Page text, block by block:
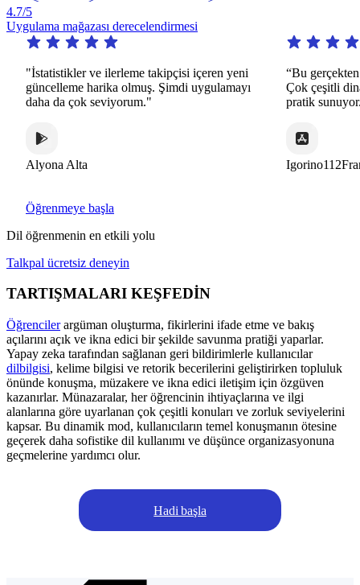
4.7/5
Uygulama mağazası derecelendirmesi
“Bu gerçekten dikkate değer bir uygulama.
Çok çeşitli dinamik ve ilginç şekillerde sonsuz
pratik sunuyor.”
Igorino112France
“Bu
olmayan,
harika bir
Öğrenmeye başla
Dil öğrenmenin en etkili yolu
Talkpal ücretsiz deneyin
TARTIŞMALARI KEŞFEDİN
Öğrencilerargüman oluşturma, fikirlerini ifade etme ve bakış
açılarını açık ve ikna edici bir şekilde savunma pratiği yaparlar.
Yapay zeka tarafından sağlanan geri bildirimlerle kullanıcılar
dilbilgisi, kelime bilgisi ve retorik becerilerini geliştirirken topluluk
önünde konuşma, müzakere ve ikna edici iletişim için özgüven
kazanırlar. Münazaralar, her öğrencinin ihtiyaçlarına ve ilgi
alanlarına göre uyarlanan çok çeşitli konuları ve zorluk seviyelerini
kapsar. Bu dinamik mod, kullanıcıların temel konuşmanın ötesine
geçerek daha sofistike dil kullanımı ve düşünce organizasyonuna
geçmelerine yardımcı olur.
Hadi başla